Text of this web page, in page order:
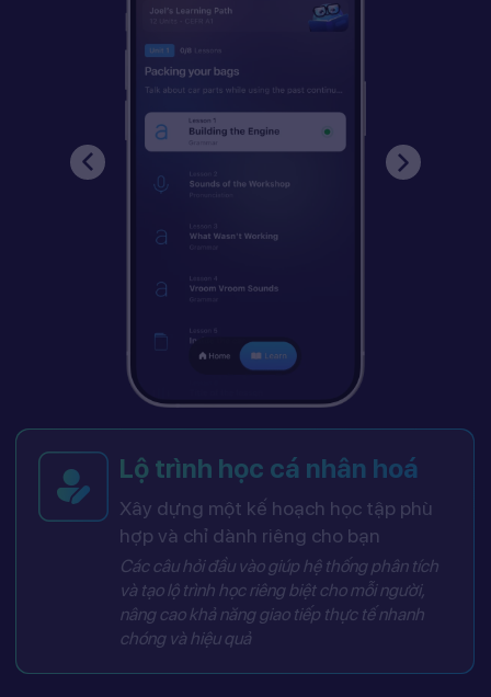
Lộ trình học cá nhân hoá
Xây dựng một kế hoạch học tập phù
hợp và chỉ dành riêng cho bạn
Các câu hỏi đầu vào giúp hệ thống phân tích
và tạo lộ trình học riêng biệt cho mỗi người,
nâng cao khả năng giao tiếp thực tế nhanh
chóng và hiệu quả